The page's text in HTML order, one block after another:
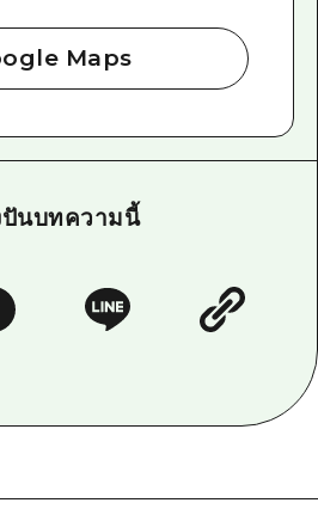
Maps
ปันบทความนี้